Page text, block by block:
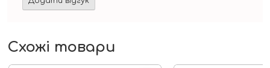
Схожі товари